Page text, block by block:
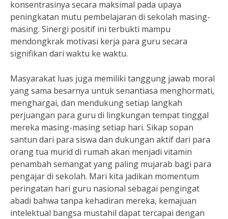
konsentrasinya secara maksimal pada upaya
peningkatan mutu pembelajaran di sekolah masing-
masing. Sinergi positif ini terbukti mampu
mendongkrak motivasi kerja para guru secara
signifikan dari waktu ke waktu.
Masyarakat luas juga memiliki tanggung jawab moral
yang sama besarnya untuk senantiasa menghormati,
menghargai, dan mendukung setiap langkah
perjuangan para guru di lingkungan tempat tinggal
mereka masing-masing setiap hari. Sikap sopan
santun dari para siswa dan dukungan aktif dari para
orang tua murid di rumah akan menjadi vitamin
penambah semangat yang paling mujarab bagi para
pengajar di sekolah. Mari kita jadikan momentum
peringatan hari guru nasional sebagai pengingat
abadi bahwa tanpa kehadiran mereka, kemajuan
intelektual bangsa mustahil dapat tercapai dengan